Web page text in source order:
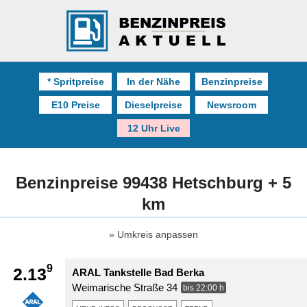
* Spritpreise In der Nähe Benzinpreise
E10 Preise Dieselpreise Newsroom
12 Uhr Live
Benzinpreise 99438 Hetschburg + 5
km
Umkreis anpassen
2.139
ARAL Tankstelle Bad Berka
Weimarische Straße 34
bis 22:00 h